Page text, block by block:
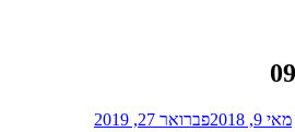
מאי 9, 2018 פברואר 27, 2019